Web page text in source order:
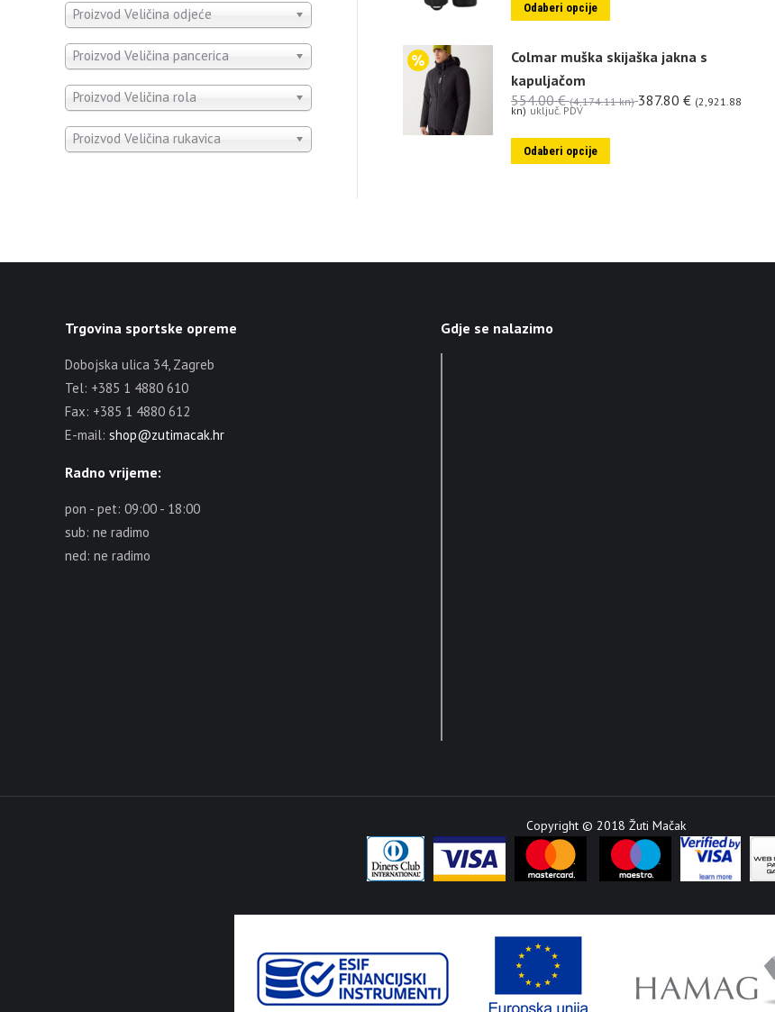
Odaberi opcije
Colmar muška skijaška jakna s
kapuljačom
554.00€ (4,174.11 kn) 387.80 € (2,921.88
kn) uključ. PDV
Odaberi opcije
Proizvod Veličina odjeće
Proizvod Veličina pancerica
Proizvod Veličina rola
Proizvod Veličina rukavica
Trgovina sportske opreme
Dobojska ulica 34, Zagreb
Tel: +385 1 4880 610
Fax: +385 1 4880 612
E-mail: shop@zutimacak.hr
Radno vrijeme:
pon - pet: 09:00 - 18:00
sub: ne radimo
ned: ne radimo
Gdje se nalazimo
Copyright © 2018 Žuti Mačak